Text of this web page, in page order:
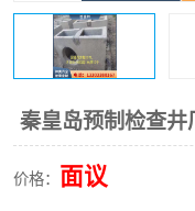
秦皇岛预制检查井
价格： 面议